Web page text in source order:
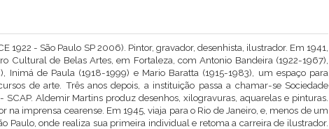
1922 - São Paulo SP 2006). Pintor, gravador, desenhista, ilustrador. Em 1941,
Cultural de Belas Artes, em Fortaleza, com Antonio Bandeira (1922-1967),
Inimá de Paula (1918-1999) e Mario Baratta (1915-1983), um espaço para
de arte. Três anos depois, a instituição passa a chamar-se Sociedade
SCAP. Aldemir Martins produz desenhos, xilogravuras, aquarelas e pinturas.
na imprensa cearense. Em 1945, viaja para o Rio de Janeiro, e, menos de um
Paulo, onde realiza sua primeira individual e retoma a carreira de ilustrador.